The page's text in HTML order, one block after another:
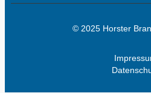
© 2025 Horster